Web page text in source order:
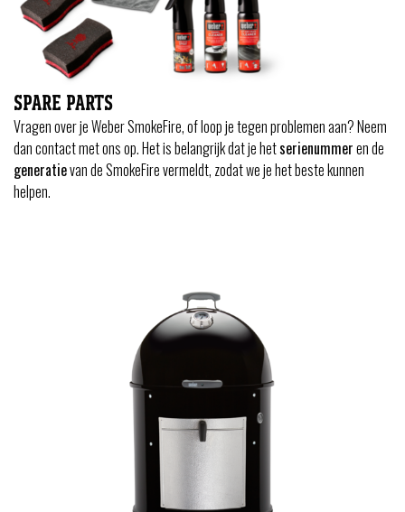
SPARE PARTS
Vragen over je Weber SmokeFire, of loop je tegen problemen aan? Neem
dan contact met ons op. Het is belangrijk dat je hetserienummeren de
generatievan de SmokeFire vermeldt, zodat we je het beste kunnen
helpen.